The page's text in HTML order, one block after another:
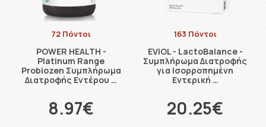
72 Πόντοι
POWER HEALTH -
Platinum Range
Probiozen Συμπλήρωμα
Διατροφής Εντέρου …
8.97€
163 Πόντοι
EVIOL - LactoBalance -
Συμπλήρωμα Διατροφής
για Ισορροπημένη
Εντερική …
20.25€